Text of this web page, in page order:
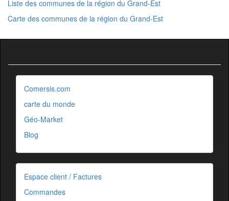
Liste des communes de la région du Grand-Est
Carte des communes de la région du Grand-Est
Comersis.com
carte du monde
Géo-Market
Blog
Espace client / Factures
Commandes